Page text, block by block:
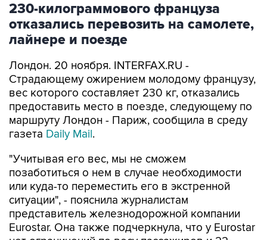
230-килограммового француза
отказались перевозить на самолете,
лайнере и поезде
Лондон. 20 ноября. INTERFAX.RU -
Страдающему ожирением молодому французу,
вес которого составляет 230 кг, отказались
предоставить место в поезде, следующему по
маршруту Лондон - Париж, сообщила в среду
газета Daily Mail.
"Учитывая его вес, мы не сможем
позаботиться о нем в случае необходимости
или куда-то переместить его в экстренной
ситуации", - пояснила журналистам
представитель железнодорожной компании
Eurostar. Она также подчеркнула, что у Eurostar